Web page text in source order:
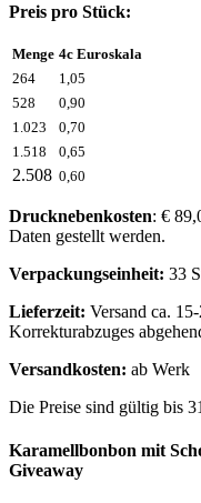
Preis pro Stück:
Menge 4c Euroskala
264
1,05
528
0,90
1.023
0,70
1.518
0,65
2.508 0,60
Drucknebenkosten: €
Daten gestellt werden.
Verpackungseinheit: 33
Lieferzeit: Versand ca.
Korrekturabzuges
Versandkosten: ab Werk
Die Preise sind gültig bis
Karamellbonbon mit
Giveaway